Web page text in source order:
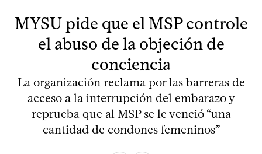
MYSU pide que el MSP controle
el abuso de la objeción de
conciencia
La organización reclama por las barreras de
acceso a la interrupción del embarazo y
reprueba que al MSP se le venció “una
cantidad de condones femeninos”